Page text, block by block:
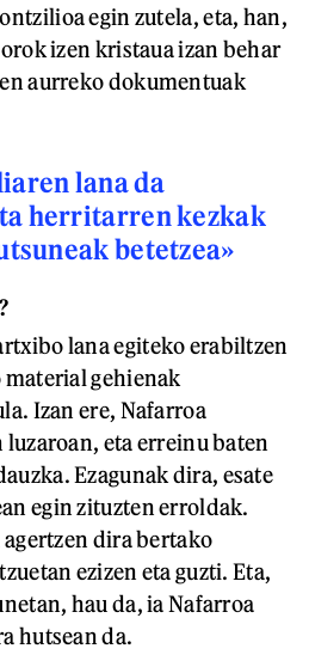
egin zutela, eta, han,
izen kristaua izan behar
aurreko dokumentuak
lana da
herritarren kezkak
betetzea»
lana egiteko erabiltzen
gehienak
Izan ere, Nafarroa
luzaroan, eta erreinu baten
Ezagunak dira, esate
egin zituzten erroldak.
dira bertako
ezizen eta guzti. Eta,
hau da, ia Nafarroa
hutsean da.